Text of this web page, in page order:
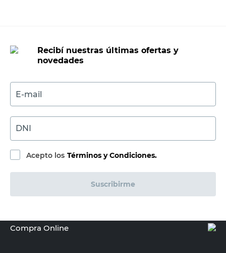
Recibí nuestras últimas ofertas y
novedades
E-mail
DNI
Acepto los Términos y Condiciones.
Suscribirme
Compra Online